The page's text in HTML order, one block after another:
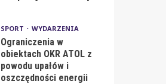
SPORT WYDARZENIA
Ograniczenia w
obiektach OKR ATOL z
powodu upałów i
oszczędności energii